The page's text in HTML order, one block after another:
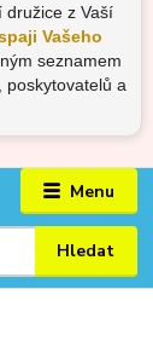
družice z Vaší
Vašeho
seznamem
poskytovatelů a
Menu
Hledat